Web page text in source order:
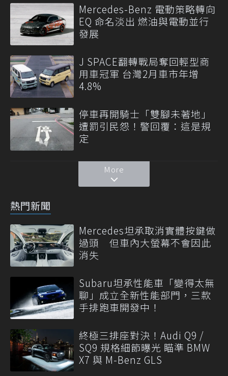
Mercedes-Benz 電動策略轉向
EQ 命名淡出 燃油與電動並行
發展
J SPACE翻轉戰局奪回輕型商
用車冠軍 台灣2月車市年增
4.8%
停車再開騎士「雙腳未著地」
遭罰引民怨！警回覆：這是規
定
More
熱門新聞
Mercedes坦承取消實體按鍵做
過頭 但車內大螢幕不會因此
消失
Subaru坦承性能車「變得太無
聊」成立全新性能部門，三款
手排跑車開發中！
終極三排座對決！Audi Q9 /
SQ9 規格細節曝光 瞄準 BMW
X7 與 M-Benz GLS